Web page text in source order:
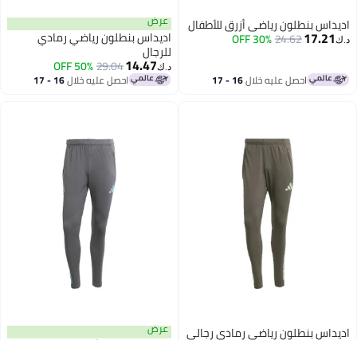
بنطلون رياضي أزرق للأطفال
17.21
24.62
30% OFF
احصل عليه خلال 16 - 17
عرض
اديداس بنطلون رياضي رمادي
للرجال
14.47
29.04
50% OFF
احصل عليه خلال 16 - 17
بنطلون رياضي رمادي رجالي عرض